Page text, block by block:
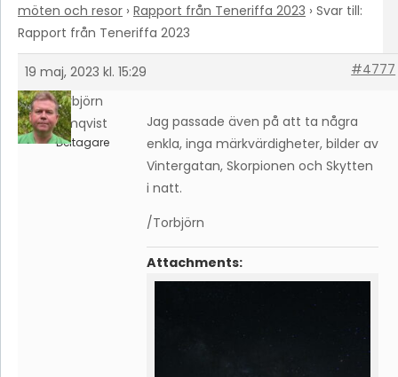
möten och resor › Rapport från Teneriffa 2023 › Svar till:
Rapport från Teneriffa 2023
19 maj, 2023 kl. 15:29
#4777
Torbjörn
Holmqvist
Deltagare
Jag passade även på att ta några
enkla, inga märkvärdigheter, bilder av
Vintergatan, Skorpionen och Skytten
i natt.
/Torbjörn
Attachments: